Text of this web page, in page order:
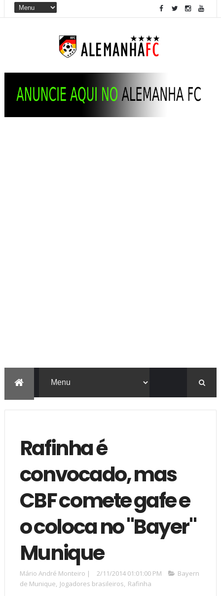
Rafinha é
convocado, mas
CBF comete gafe e
o coloca no "Bayer"
Munique
Mário André Monteiro | 2/11/2014 01:01:00 PM
Bayern
de Munique, Jogadores brasileiros, Rafinha